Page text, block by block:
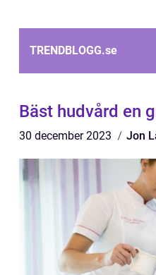
TRENDBLOGG.se
Bäst hudvård en
30 december 2023 Jon